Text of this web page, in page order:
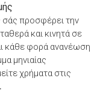
σάς προσφέρει την
και κινητά σε
κάθε φορά ανανέωση
μηνιαίας
χρήματα στις